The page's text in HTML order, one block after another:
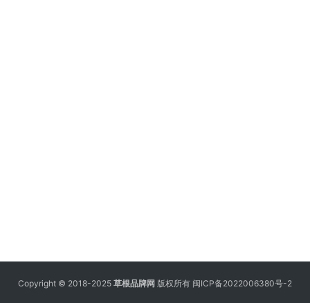
Copyright © 2018-2025 草根品牌网 版权所有 闽ICP备2022006380号-2